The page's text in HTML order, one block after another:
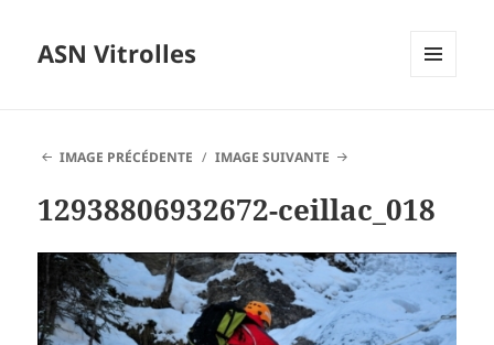
ASN Vitrolles
IMAGE PRÉCÉDENTE
IMAGE SUIVANTE
12938806932672-ceillac_018